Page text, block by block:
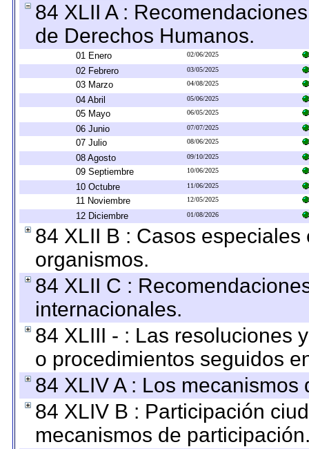
84 XLII A :
de Derechos Humanos.
01 Enero 02/06/2025
02 Febrero 03/05/2025
03 Marzo 04/08/2025
04 Abril 05/06/2025
05 Mayo 06/05/2025
06 Junio 07/07/2025
07 Julio 08/06/2025
08 Agosto 09/10/2025
09 Septiembre 10/06/2025
10 Octubre 11/06/2025
11 Noviembre 12/05/2025
12 Diciembre 01/08/2026
84 XLII B : Casos
organismos.
84 XLII C :
internacionales.
84 XLIII - : Las resoluciones
o procedimientos seguidos
84 XLIV A : Los
84 XLIV B : Participación
mecanismos de